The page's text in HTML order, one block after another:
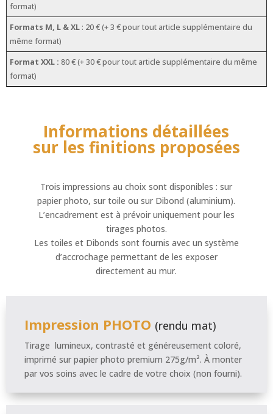
format)
Formats M, L & XL : 20 € (+ 3 € pour tout article supplémentaire du
même format)
Format XXL : 80 € (+ 30 € pour tout article supplémentaire du même
format)
Informations détaillées
sur les finitions proposées
Trois impressions au choix sont disponibles : sur
papier photo, sur toile ou sur Dibond (aluminium).
L’encadrement est à prévoir uniquement pour les
tirages photos.
Les toiles et Dibonds sont fournis avec un système
d’accrochage permettant de les exposer
directement au mur.
Impression PHOTO (rendu mat)
Tirage lumineux, contrasté et généreusement coloré,
imprimé sur papier photo premium 275g/m². À monter
par vos soins avec le cadre de votre choix (non fourni).